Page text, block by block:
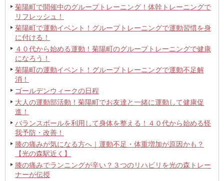
菊陽町で開催中のグループトレーニング！体幹トレーニングで
リフレッシュ！
菊陽町で運動イベント！グループトレーニングで運動習慣を身
に付ける！
４０代から始める運動！菊陽町のグループトレーニングで健康
になろう！
菊陽町の運動イベント！グループトレーニングで運動不足解
消！
ゴールデンウィークの日程
大人の運動部活動！菊陽町でお友達と一緒に運動して健康促
進！
バランスボールを利用して身体を整える！４０代から始める怪
我予防・改善！
膝の痛みが気になる方へ｜運動不足・体重増加が原因かも？
【光の森駅近く】
膝の痛みでランニングが辛い？３つのリハビリを光の森トレー
ナーが伝授